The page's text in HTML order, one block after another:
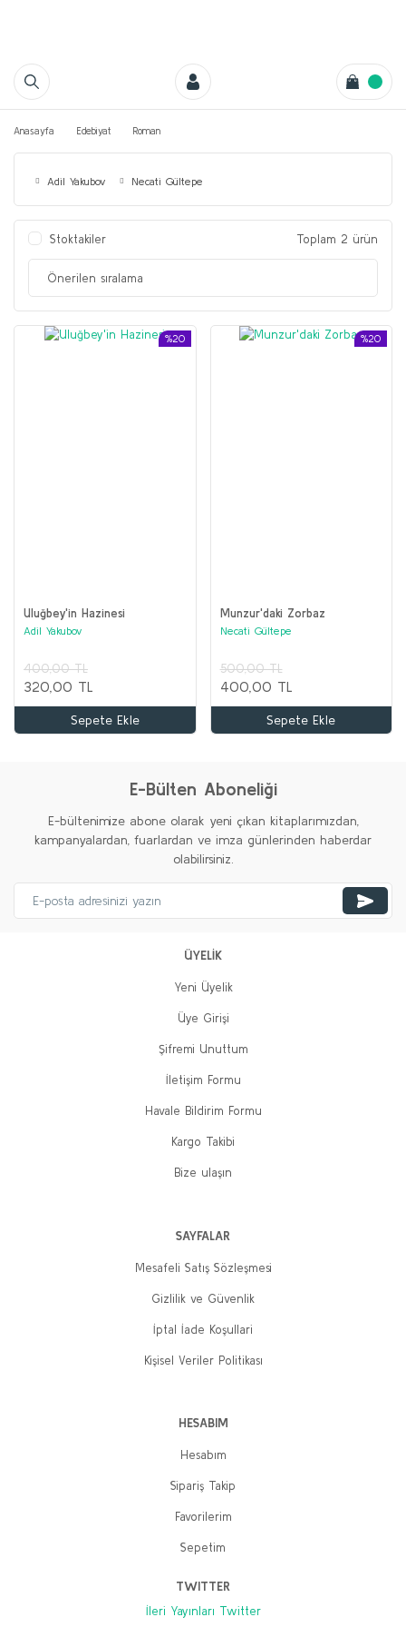
Anasayfa Edebiyat Roman
Adil Yakubov Necati Gültepe
Stoktakiler Toplam 2 ürün
%20
Uluğbey'in Hazinesi
Adil Yakubov
400,00 TL
320,00 TL
Sepete Ekle
%20
Munzur'daki Zorbaz
Necati Gültepe
500,00 TL
400,00 TL
Sepete Ekle
E-Bülten Aboneliği
E-bültenimize abone olarak yeni çıkan kitaplarımızdan,
kampanyalardan, fuarlardan ve imza günlerinden haberdar
olabilirsiniz.
ÜYELİK
Yeni Üyelik
Üye Girişi
Şifremi Unuttum
İletişim Formu
Havale Bildirim Formu
Kargo Takibi
Bize ulaşın
SAYFALAR
Mesafeli Satış Sözleşmesi
Gizlilik ve Güvenlik
İptal İade Koşullari
Kişisel Veriler Politikası
HESABIM
Hesabım
Sipariş Takip
Favorilerim
Sepetim
TWITTER
İleri Yayınları Twitter